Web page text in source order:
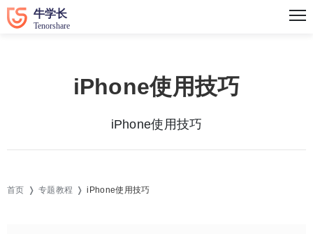
iPhone使用技巧
iPhone使用技巧
首页 专题教程 iPhone使用技巧